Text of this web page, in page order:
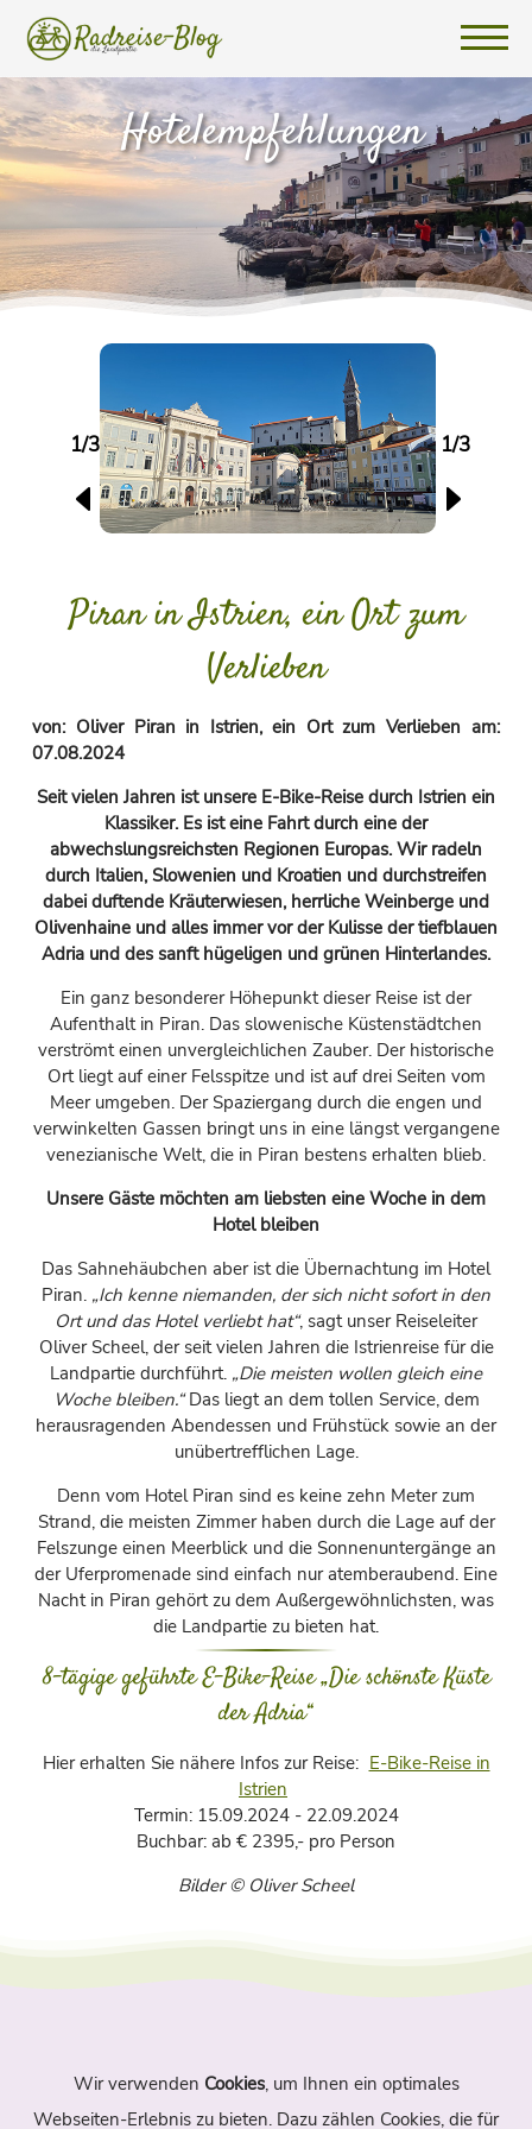
Hotelempfehlungen
1/3 1/3
Piran in Istrien, ein Ort zum
Verlieben
von: Oliver Piran in Istrien, ein Ort zum Verlieben am:
07.08.2024
Seit vielen Jahren ist unsere E-Bike-Reise durch Istrien ein
Klassiker. Es ist eine Fahrt durch eine der
abwechslungsreichsten Regionen Europas. Wir radeln
durch Italien, Slowenien und Kroatien und durchstreifen
dabei duftende Kräuterwiesen, herrliche Weinberge und
Olivenhaine und alles immer vor der Kulisse der tiefblauen
Adria und des sanft hügeligen und grünen Hinterlandes.
Ein ganz besonderer Höhepunkt dieser Reise ist der
Aufenthalt in Piran. Das slowenische Küstenstädtchen
verströmt einen unvergleichlichen Zauber. Der historische
Ort liegt auf einer Felsspitze und ist auf drei Seiten vom
Meer umgeben. Der Spaziergang durch die engen und
verwinkelten Gassen bringt uns in eine längst vergangene
venezianische Welt, die in Piran bestens erhalten blieb.
Unsere Gäste möchten am liebsten eine Woche in dem
Hotel bleiben
Das Sahnehäubchen aber ist die Übernachtung im Hotel
Piran. „Ich kenne niemanden, der sich nicht sofort in den
Ort und das Hotel verliebt hat“, sagt unser Reiseleiter
Oliver Scheel, der seit vielen Jahren die Istrienreise für die
Landpartie durchführt. „Die meisten wollen gleich eine
Woche bleiben.“Das liegt an dem tollen Service, dem
herausragenden Abendessen und Frühstück sowie an der
unübertrefflichen Lage.
Denn vom Hotel Piran sind es keine zehn Meter zum
Strand, die meisten Zimmer haben durch die Lage auf der
Felszunge einen Meerblick und die Sonnenuntergänge an
der Uferpromenade sind einfach nur atemberaubend. Eine
Nacht in Piran gehört zu dem Außergewöhnlichsten, was
die Landpartie zu bieten hat.
8-tägige geführte E-Bike-Reise „Die schönste Küste
der Adria“
Hier erhalten Sie nähere Infos zur Reise: E-Bike-Reise in
Istrien
Termin: 15.09.2024 - 22.09.2024
Buchbar: ab € 2395,- pro Person
Bilder © Oliver Scheel
Navigation
Wir verwenden Cookies, um Ihnen ein optimales
Webseiten-Erlebnis zu bieten. Dazu zählen Cookies, die für